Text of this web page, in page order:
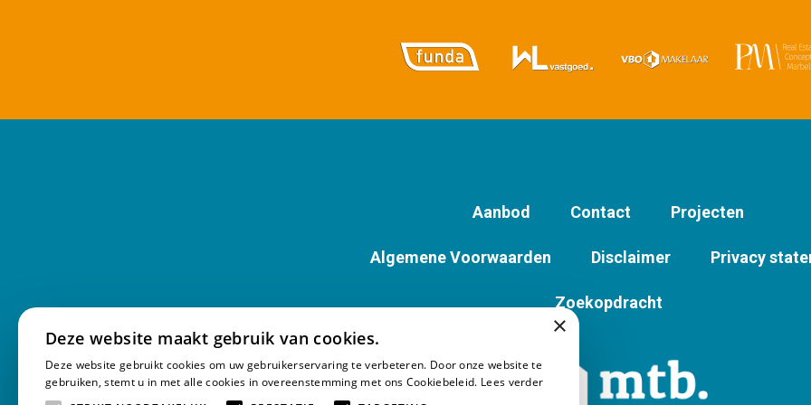
Aanbod Contact Projecten
Algemene Voorwaarden Disclaimer Privacy
Zoekopdracht
×
Deze website maakt gebruik van cookies.
Deze website gebruikt cookies om uw gebruikerservaring te verbeteren. Door onze website te
gebruiken, stemt u in met alle cookies in overeenstemming met ons Cookiebeleid. Lees verder